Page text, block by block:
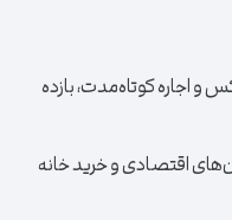
و اجاره کوتاه‌مدت، بازده
اقتصادی و خرید خانه